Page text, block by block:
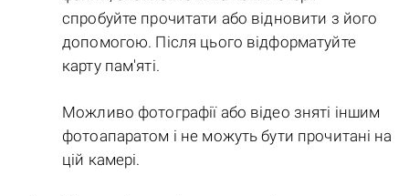
спробуйте прочитати або відновити з його
допомогою. Після цього відформатуйте
карту пам'яті.
Можливо фотографії або відео зняті іншим
фотоапаратом і не можуть бути прочитані на
цій камері.